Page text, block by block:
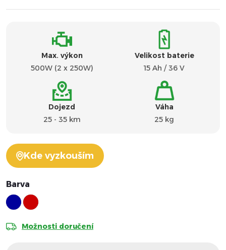
Max. výkon
500W (2 x 250W)
Velikost baterie
15 Ah / 36 V
Dojezd
25 - 35 km
Váha
25 kg
Kde vyzkouším
Barva
Možnosti doručení